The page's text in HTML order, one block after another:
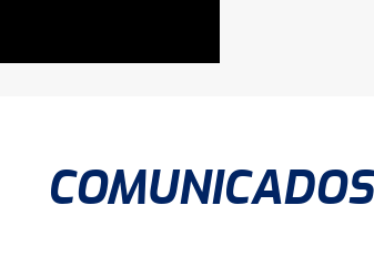
COMUNICADOS